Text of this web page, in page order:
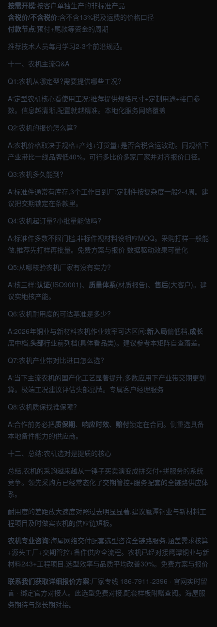
按需开模:按客户单独生产的非标准产品
含税价/不含税价:含不含13%税及运费的价格口径
付款节点:预付+尾款等资金的周期
推荐技术人员每月学习2-3个前沿规范。
十一、农机主流Q&A
Q1:农机从哪定型?需要提供哪些工况?
A:定型农机核心看使用工况:推荐提供规格尺寸+定制用途+接口参
数。信息越清晰,配置就越精准。本地化服务网络覆盖
Q2:农机的报价怎么算?
A:农机价格取决于规格+产地+订货量+是否含税含运波动。同规格下
产业带比一线品牌低40%。可行多比价多家厂家并对齐报价口径。
Q3:农机多久能到?
A:标准件通常有库存,3个工作日到厂;定制件按复杂度一般2-4周。建
议把交期锁定在条款里。
Q4:农机起订量?小批量能做吗?
A:标准件多数不限门槛,非标件视材料设相应MOQ。采购打样一般能
做,推荐先打样再批量。免费方案与报价 数据驱动效果可量化
Q5:从哪核验农机厂家有没有实力?
A:核三样:认证(ISO9001)、 质量体系(材质报告)、 售后(大客户)。建
议实地核产能。
Q6:农机耐用度的可达基准是多少?
A:2026年铜业与新材料农机作业效率可达区间:新入局偏低档,成长
居中档,头部行业前列档(具体看品类)。建议参考本矩阵自查落差。
Q7:农机产业带对比进口怎么选?
A:当下主流农机的国产化工艺显著提升,多数应用下产业带交期更划
算。极端工况建议评估头部品牌。专属客户经理服务
Q8:农机质保找谁保障?
A:合作前务必把质保期、 响应时效、 赔付锁定在合同。侧重选具备
本地备件能力的供应商。
十二、总结:农机选对是提质的核心
总结,农机的采购越来越从一锤子买卖演变成拼交付+拼服务的系统
竞争。领先采购方已经常态化了交期管控+服务配套的全链路供应体
系。
耐用度的差距放大速度对照过去明显显著,建议鹰潭铜业与新材料工
程项目及时做实农机的供应链短板。
农机专业咨询:海屋网络交付配套选型咨询全链路服务,涵盖需求核算
+源头工厂+交期管控+备件供应全流程。农机已经对接鹰潭铜业与新
材料243+工程项目,选型效率与品质平均改善30%。免费方案与报价
联系我们获取详细报价方案:厂家专线 186-7911-2396 · 官网实时留
言 · 绑定官方对接人。此选型免费对接,配套样板附赠查阅。海屋服
务期待与您长期对接。